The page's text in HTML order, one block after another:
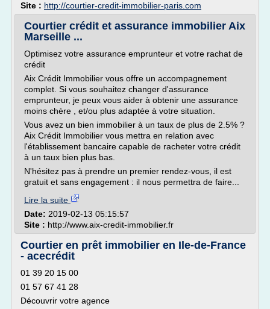
Site : http://courtier-credit-immobilier-paris.com
Courtier crédit et assurance immobilier Aix
Marseille ...
Optimisez votre assurance emprunteur et votre rachat de
crédit
Aix Crédit Immobilier vous offre un accompagnement
complet. Si vous souhaitez changer d'assurance
emprunteur, je peux vous aider à obtenir une assurance
moins chère , et/ou plus adaptée à votre situation.
Vous avez un bien immobilier à un taux de plus de 2.5% ?
Aix Crédit Immobilier vous mettra en relation avec
l'établissement bancaire capable de racheter votre crédit
à un taux bien plus bas.
N'hésitez pas à prendre un premier rendez-vous, il est
gratuit et sans engagement : il nous permettra de faire...
Lire la suite
Date: 2019-02-13 05:15:57
Site : http://www.aix-credit-immobilier.fr
Courtier en prêt immobilier en Ile-de-France
- acecrédit
01 39 20 15 00
01 57 67 41 28
Découvrir votre agence